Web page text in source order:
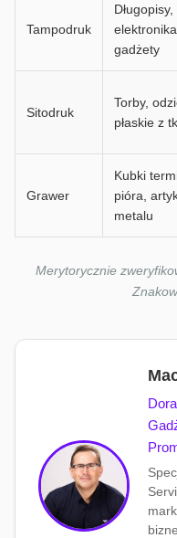
Tampodruk
gadżety
Sitodruk
Torby,
płaskie z
Grawer
Kubki
pióra,
metalu
Merytorycznie